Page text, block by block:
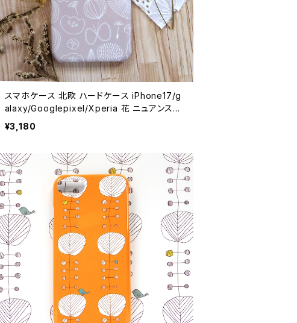
スマホケース 北欧 ハードケース iPhone17/g
alaxy/Googlepixel/Xperia 花 ニュアンスカ
ラー 大人可愛い【ひだまりへようこそ・ピンク】h
ardcase
¥3,180